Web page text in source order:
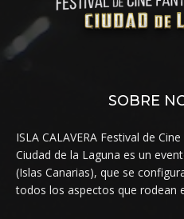
SOBRE
ISLA CALAVERA Festival de
Ciudad de la Laguna es un
(Islas Canarias), que se
todos los aspectos que rodean